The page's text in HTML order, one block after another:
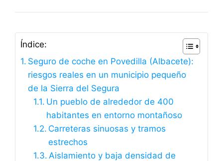
Índice:
Seguro de coche en Povedilla (Albacete):
riesgos reales en un municipio pequeño
de la Sierra del Segura
Un pueblo de alrededor de 400
habitantes en entorno montañoso
Carreteras sinuosas y tramos
estrechos
Aislamiento y baja densidad de